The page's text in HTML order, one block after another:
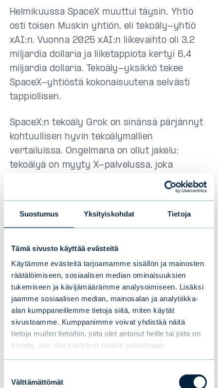
Suostumus Yksityiskohdat Tietoja
Tämä sivusto käyttää evästeitä
Käytämme evästeitä tarjoamamme sisällön ja mainosten
räätälöimiseen, sosiaalisen median ominaisuuksien
tukemiseen ja kävijämäärämme analysoimiseen. Lisäksi
jaamme sosiaalisen median, mainosalan ja analytiikka-
alan kumppaneillemme tietoja siitä, miten käytät
sivustoamme. Kumppanimme voivat yhdistää näitä
tietoja muihin tietoihin, joita olet antanut heille tai joita on
kerätty, kun olet käyttänyt heidän palvelujaan.
valinta
Välttämättömät
Helmikuussa SpaceX muuttui täysin. Yhtiö
osti toisen Muskin yhtiön, eli tekoäly-yhtiö
xAI:n. Vuonna 2025 xAI:n liikevaihto oli 3,2
miljardia dollaria ja liiketappiota kertyi 6,4
miljardia dollaria. Tekoäly-yksikkö tekee
SpaceX-yhtiöstä kokonaisuutena selvästi
tappiollisen.
SpaceX:n tekoäly Grok on sinänsä pärjännyt
kohtuullisen hyvin tekoälymallien
vertailuissa. Ongelmana on ollut jakelu:
tekoälyä on myyty X-palvelussa, joka
tunnettiin aiemmin Twitterinä, mutta levikki
on alkuinnostuksen jälkeen romahtanut.
prosenttia. Arvokkaat sirut ovat istuneet
tyhjän panttina.
Muskin ratkaisu on ollut vuokrata Colossus 1
-datakeskusklusteri kilpailevalle Anthropic-
tekoäly-yhtiölle. Anthropic maksaa
SpaceX:lle 300 megawatin datakeskuksesta
vuokraa 15 miljardia dollaria vuodessa, mikä
kertoo, kuinka arvokkaita
tekoälydatakeskukset ovat. Huomionarvoista